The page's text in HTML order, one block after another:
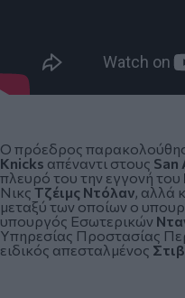
Ο πρόεδρος
Knicks απέναντι στους San
πλευρό του την εγγονή του
Νικς Τζέιμς Ντόλαν, αλλά
μεταξύ των οποίων ο
υπουργός Εσωτερικών
Υπηρεσίας Προστασίας
ειδικός απεσταλμένος